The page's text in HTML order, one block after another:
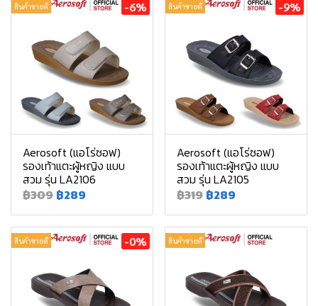
สินค้าขายดี -6%
Aerosoft (แอโร่ซอฟ)
รองเท้าแตะผู้หญิง แบบ
สวม รุ่น LA2106
฿309 ฿289
สินค้าขายดี -9%
Aerosoft (แอโร่ซอฟ)
รองเท้าแตะผู้หญิง แบบ
สวม รุ่น LA2105
฿319 ฿289
สินค้าขายดี -0% สินค้าขายดี